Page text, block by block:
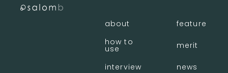
about
feature
how to
use merit
interview
news